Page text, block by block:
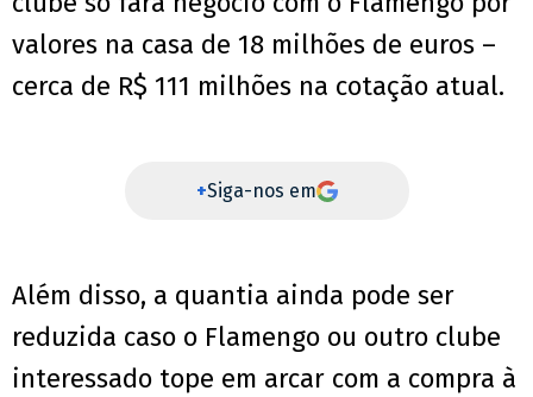
valores na casa de 18 milhões de euros –
cerca de R$ 111 milhões na cotação atual.
+Siga-nos em
Além disso, a quantia ainda pode ser
reduzida caso o Flamengo ou outro clube
interessado tope em arcar com a compra à